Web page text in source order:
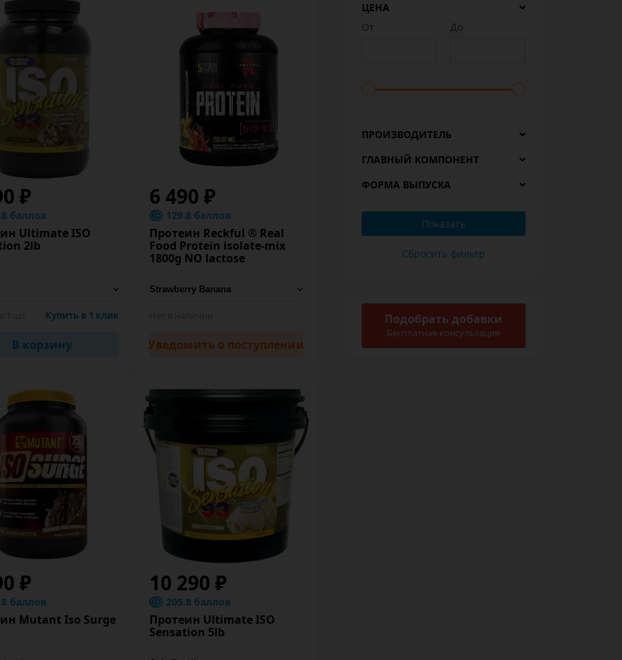
ЦЕНА
От
До
ПРОИЗВОДИТЕЛЬ
ГЛАВНЫЙ КОМПОНЕНТ
ФОРМА ВЫПУСКА
Подобрать добавки
Бесплатная консультация
₽
баллов
Ultimate ISO
2lb
Купить в 1 клик
В корзину
6 490 ₽
129.8 баллов
Протеин Reckful ® Real
Food Protein isolate-mix
1800g NO lactose
Уведомить о поступлении
₽
баллов
Mutant Iso Surge
10 290 ₽
205.8 баллов
Протеин Ultimate ISO
Sensation 5lb